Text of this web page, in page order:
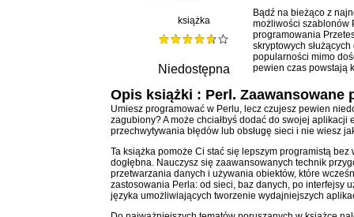
książka
Niedostępna
Bądź na bieżąco z
możliwości szablonów
programowania
skryptowych
popularności mimo
pewien czas powstają
Opis książki : Perl. Zaawansowane
Umiesz programować w Perlu, lecz czujesz pewien
zagubiony? A może chciałbyś dodać do swojej
przechwytywania błędów lub obsługę sieci i nie wiesz
Ta książka pomoże Ci stać się lepszym programistą
dogłębna. Nauczysz się zaawansowanych technik
przetwarzania danych i używania obiektów, które
zastosowania Perla: od sieci, baz danych, po interfejsy
języka umożliwiających tworzenie wydajniejszych